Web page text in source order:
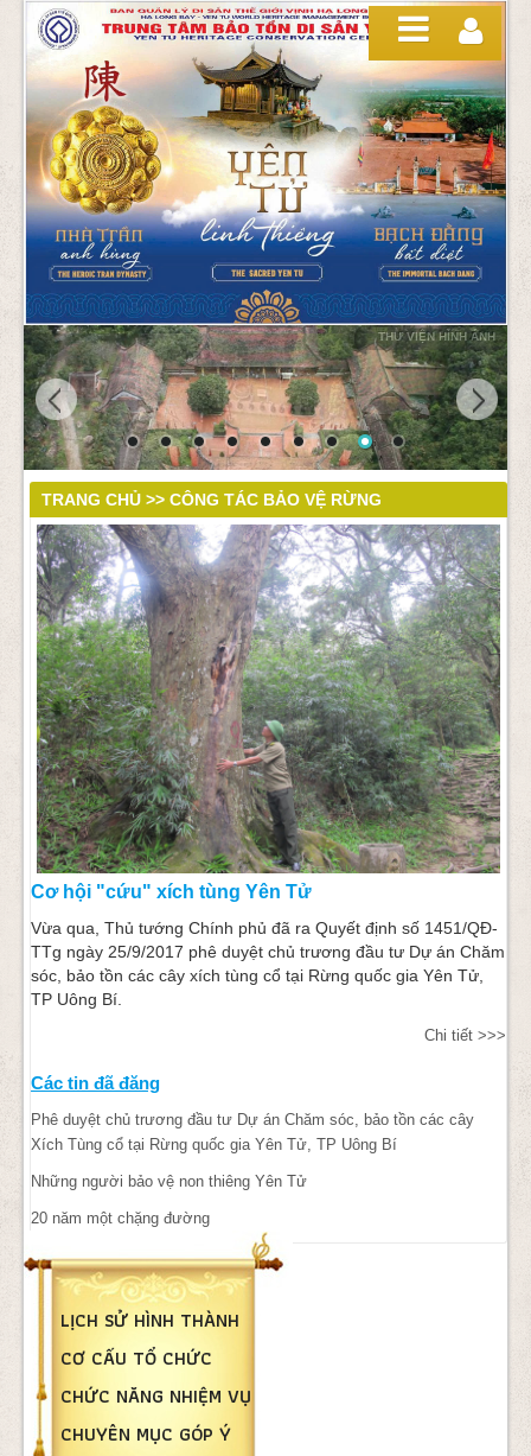
Truy cập nội dung luôn
CÔNG TÁC BẢO VỆ
RỪNG
THƯ VIỆN HÌNH ẢNH
TRANG CHỦ >> CÔNG TÁC BẢO VỆ RỪNG
Cơ hội "cứu" xích tùng Yên Tử
Vừa qua, Thủ tướng Chính phủ đã ra Quyết định số 1451/QĐ-
TTg ngày 25/9/2017 phê duyệt chủ trương đầu tư Dự án Chăm
sóc, bảo tồn các cây xích tùng cổ tại Rừng quốc gia Yên Tử,
TP Uông Bí.
Chi tiết >>>
Các tin đã đăng
Phê duyệt chủ trương đầu tư Dự án Chăm sóc, bảo tồn các cây
Xích Tùng cổ tại Rừng quốc gia Yên Tử, TP Uông Bí
Những người bảo vệ non thiêng Yên Tử
20 năm một chặng đường
LỊCH SỬ HÌNH THÀNH
CƠ CẤU TỔ CHỨC
CHỨC NĂNG NHIỆM VỤ
CHUYÊN MỤC GÓP Ý